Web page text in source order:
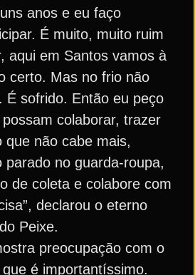
anos e eu faço
É muito, muito ruim
aqui em Santos vamos à
certo. Mas no frio não
É sofrido. Então eu peço
colaborar, trazer
que não cabe mais,
parado no guarda-roupa,
de coleta e colabore com
declarou o eterno
Peixe.
preocupação com o
é importantíssimo.